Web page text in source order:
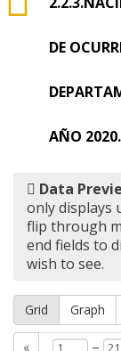
DE
AÑO
Data
only displays
flip through
end fields to
wish to see.
Grid Graph
« –